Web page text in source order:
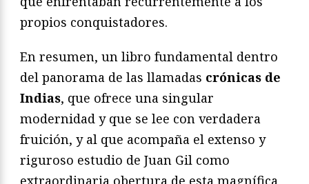
propios conquistadores.
En resumen, un libro fundamental dentro
del panorama de las llamadas crónicas de
Indias, que ofrece una singular
modernidad y que se lee con verdadera
fruición, y al que acompaña el extenso y
riguroso estudio de Juan Gil como
extraordinaria obertura de esta magnífica